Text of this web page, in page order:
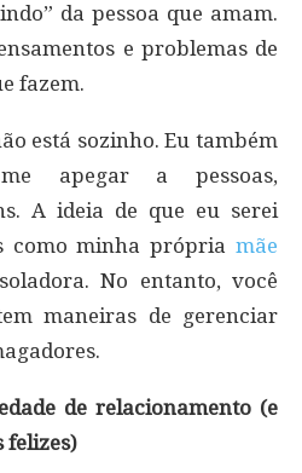
da pessoa que amam.
e problemas de
fazem.
está sozinho. Eu também
apegar a pessoas,
A ideia de que eu serei
como minha própria mãe
No entanto, você
maneiras de gerenciar
de relacionamento (e
felizes)